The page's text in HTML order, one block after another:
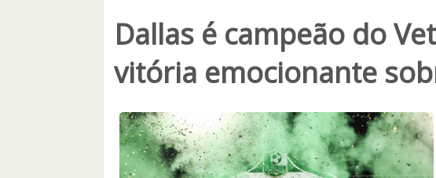
Dallas é campeão do
vitória emocionante